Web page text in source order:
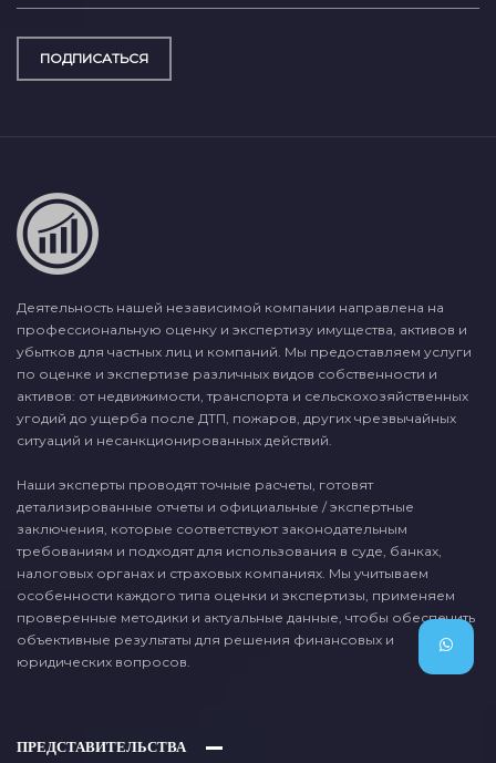
ПОДПИСАТЬСЯ
Деятельность нашей независимой компании направлена на
профессиональную оценку и экспертизу имущества, активов и
убытков для частных лиц и компаний. Мы предоставляем услуги
по оценке и экспертизе различных видов собственности и
активов: от недвижимости, транспорта и сельскохозяйственных
угодий до ущерба после ДТП, пожаров, других чрезвычайных
ситуаций и несанкционированных действий.
Наши эксперты проводят точные расчеты, готовят
детализированные отчеты и официальные / экспертные
заключения, которые соответствуют законодательным
требованиям и подходят для использования в суде, банках,
налоговых органах и страховых компаниях. Мы учитываем
особенности каждого типа оценки и экспертизы, применяем
проверенные методики и актуальные данные, чтобы обеспечить
объективные результаты для решения финансовых и
юридических вопросов.
ПРЕДСТАВИТЕЛЬСТВА